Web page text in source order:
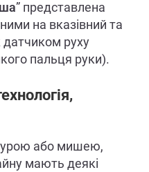
” представлена ​​
на вказівний та
датчиком руху
пальця руки).
або мишею,
мають деякі